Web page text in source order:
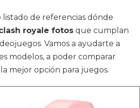
de referencias dónde
royale fotos que cumplan
Vamos a ayudarte a
modelos, a poder comparar
mejor opción para juegos.